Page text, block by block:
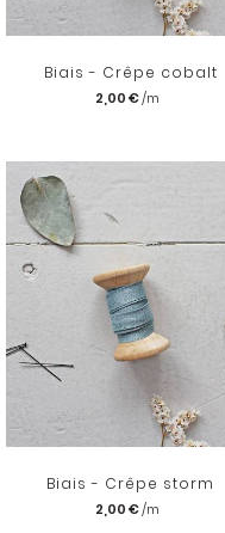
Biais - Crêpe cobalt
2,00 €
Biais - Crêpe storm
2,00 €